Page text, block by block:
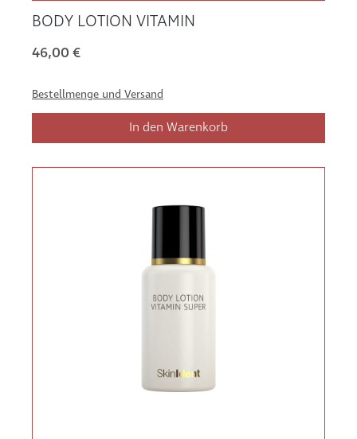
BODY LOTION VITAMIN
46,00 €
Bestellmenge und Versand
In den Warenkorb